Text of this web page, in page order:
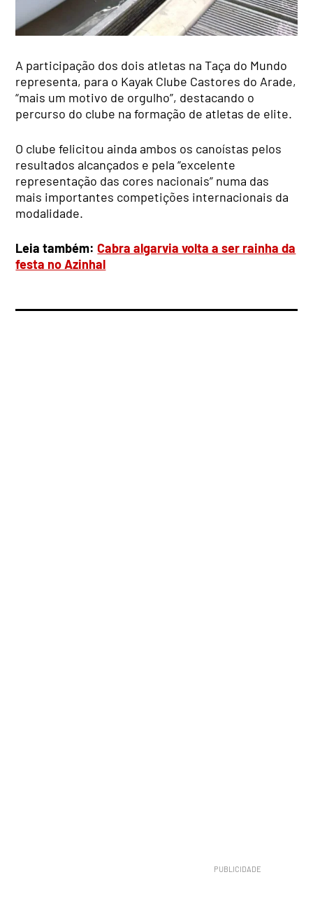
A participação dos dois atletas na Taça do Mundo
representa, para o Kayak Clube Castores do Arade,
“mais um motivo de orgulho”, destacando o
percurso do clube na formação de atletas de elite.
O clube felicitou ainda ambos os canoístas pelos
resultados alcançados e pela “excelente
representação das cores nacionais” numa das
mais importantes competições internacionais da
modalidade.
Leia também:Cabra algarvia volta a ser rainha da
festa no Azinhal